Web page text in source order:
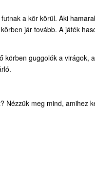
a kör körül. Aki
jár tovább. A játék
guggolók a virágok,
Nézzük meg mind, amihez